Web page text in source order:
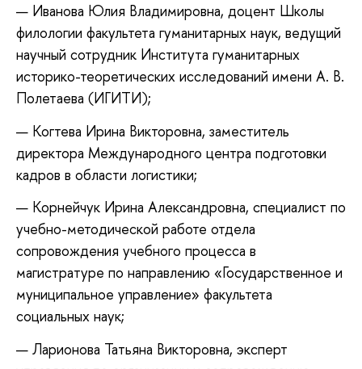
Иванова Юлия Владимировна, доцент Школы
филологии факультета гуманитарных наук, ведущий
научный сотрудник Института гуманитарных
историко-теоретических исследований имени А. В.
Полетаева (ИГИТИ);
Когтева Ирина Викторовна, заместитель
директора Международного центра подготовки
кадров в области логистики;
Корнейчук Ирина Александровна, специалист по
учебно-методической работе отдела
сопровождения учебного процесса в
магистратуре по направлению «Государственное и
муниципальное управление» факультета
социальных наук;
Ларионова Татьяна Викторовна, эксперт